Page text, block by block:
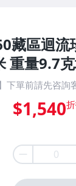
藏區迴流
重量9.7
下單前請先咨詢
$1,540